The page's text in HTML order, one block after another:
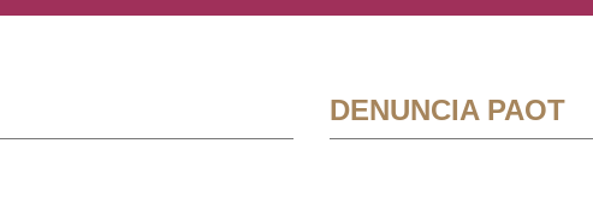
DENUNCIA PAOT